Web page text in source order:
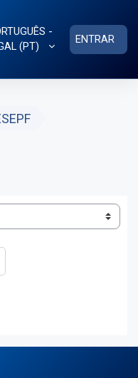
-
‎(PT)‎
ENTRAR
DISCIPLINAS